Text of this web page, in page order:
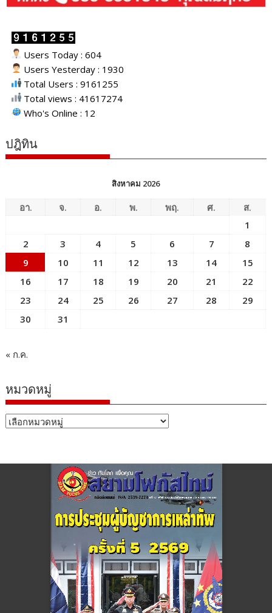
Users Today : 604
Users Yesterday : 1930
Total Users : 9161255
Total views : 41617274
Who's Online : 12
ปฎิทิน
สิงหาคม 2026
อา. จ. อ. พ. พฤ. ศ.
ส.
1
2
3 4 5 6 7
8
9
10 11 12 13 14
15
16
17 18 19 20 21
22
23
24 25 26 27 28
29
30
31
« ก.ค.
หมวดหมู่
หมวด